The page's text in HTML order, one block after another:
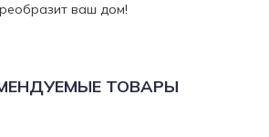
ваш дом!
ТОВАРЫ